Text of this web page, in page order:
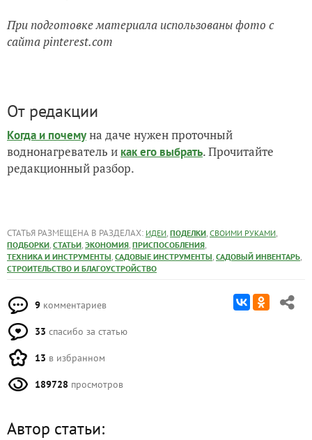
При подготовке материала использованы фото с
сайта pinterest.com
От редакции
Когда и почемуна даче нужен проточный
воднонагреватель и как его выбрать. Прочитайте
редакционный разбор.
СТАТЬЯ РАЗМЕЩЕНА В РАЗДЕЛАХ: ИДЕИ, ПОДЕЛКИ, СВОИМИ РУКАМИ,
ПОДБОРКИ, СТАТЬИ, ЭКОНОМИЯ, ПРИСПОСОБЛЕНИЯ,
ТЕХНИКА И ИНСТРУМЕНТЫ, САДОВЫЕ ИНСТРУМЕНТЫ, САДОВЫЙ ИНВЕНТАРЬ,
СТРОИТЕЛЬСТВО И БЛАГОУСТРОЙСТВО
9 комментариев
33 спасибо за статью
13 в избранном
189728 просмотров
Автор статьи: